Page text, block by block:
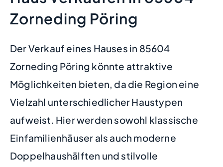
Zorneding Pöring
Der Verkauf eines Hauses in 85604
Zorneding Pöring könnte attraktive
Möglichkeiten bieten, da die Region eine
Vielzahl unterschiedlicher Haustypen
aufweist. Hier werden sowohl klassische
Einfamilienhäuser als auch moderne
Doppelhaushälften und stilvolle